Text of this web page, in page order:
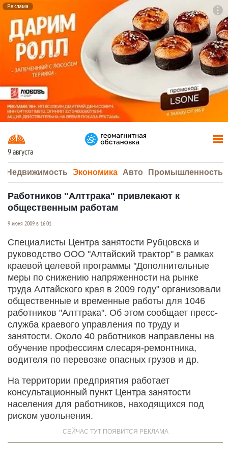
Реклама
9 августа
Недвижимость Экономика Авто Промышленность
Работников "Алттрака" привлекают к
общественным работам
9 июня 2009 в 16:01
Специалисты Центра занятости Рубцовска и
руководство ООО "Алтайский трактор" в рамках
краевой целевой программы "Дополнительные
меры по снижению напряженности на рынке
труда Алтайского края в 2009 году" организовали
общественные и временные работы для 1046
работников "Алттрака". Об этом сообщает пресс-
служба краевого управления по труду и
занятости. Около 40 работников направлены на
обучение профессиям слесаря-ремонтника,
водителя по перевозке опасных грузов и др.
На территории предприятия работает
консультационный пункт Центра занятос­ти
населения для работников, находящихся под
риском увольнения.